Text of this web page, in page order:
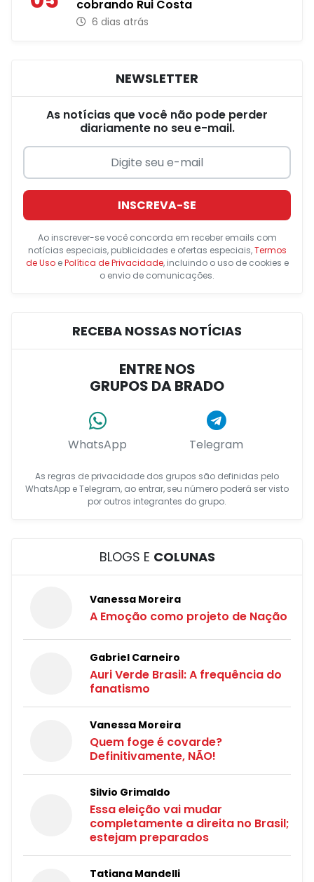
cobrando Rui Costa
6 dias atrás
NEWSLETTER
As notícias que você não pode perder
diariamente no seu e-mail.
INSCREVA-SE
Ao inscrever-se você concorda em receber emails com
notícias especiais, publicidades e ofertas especiais,Termos
de UsoePolítica de Privacidade, incluindo o uso de cookies e
o envio de comunicações.
RECEBA NOSSAS NOTÍCIAS
ENTRE NOS
GRUPOS DA BRADO
WhatsApp Telegram
As regras de privacidade dos grupos são definidas pelo
WhatsApp e Telegram, ao entrar, seu número poderá ser visto
por outros integrantes do grupo.
BLOGS E COLUNAS
Vanessa Moreira
A Emoção como projeto de Nação
Gabriel Carneiro
Auri Verde Brasil: A frequência do
fanatismo
Vanessa Moreira
Quem foge é covarde?
Definitivamente, NÃO!
Silvio Grimaldo
Essa eleição vai mudar
completamente a direita no Brasil;
estejam preparados
Tatiana Mandelli